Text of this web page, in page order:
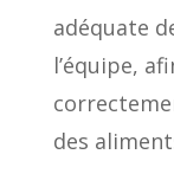
adéquate
l’équipe,
des